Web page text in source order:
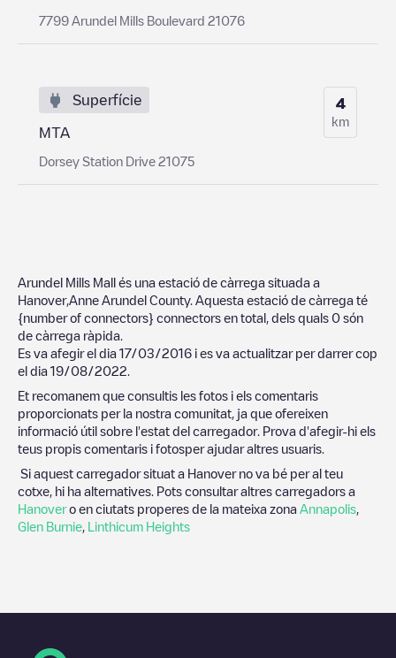
7799 Arundel Mills Boulevard 21076
Superfície
MTA
Dorsey Station Drive 21075
4
km
Arundel Mills Mall és una estació de càrrega situada a
Hanover, Anne Arundel County. Aquesta estació de càrrega té
{number of connectors} connectors en total, dels quals 0 són
de càrrega ràpida.
Es va afegir el dia 17/03/2016 i es va actualitzar per darrer cop
el dia 19/08/2022
Et recomanem que consultis les fotos i els comentaris
proporcionats per la nostra comunitat, ja que ofereixen
informació útil sobre l'estat del carregador. Prova d'afegir-hi els
teus propis comentaris i fotosper ajudar altres usuaris.
Si aquest carregador situat a Hanoverno va bé per al teu
cotxe, hi ha alternatives. Pots consultar altres carregadors a
Hanovero en ciutats properes de la mateixa zona Annapolis
Glen Burnie Linthicum Heights